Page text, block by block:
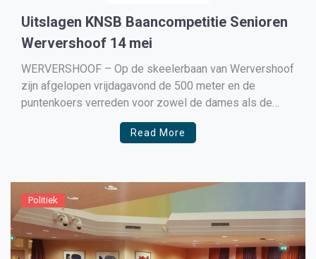
Uitslagen KNSB Baancompetitie Senioren
Wervershoof 14 mei
WERVERSHOOF – Op de skeelerbaan van Wervershoof
zijn afgelopen vrijdagavond de 500 meter en de
puntenkoers verreden voor zowel de dames als de
heren. Onder goede condities werd er gestreden om de
punten die te verdelen zijn in deze competitie. Helaas
Read More
Politiek